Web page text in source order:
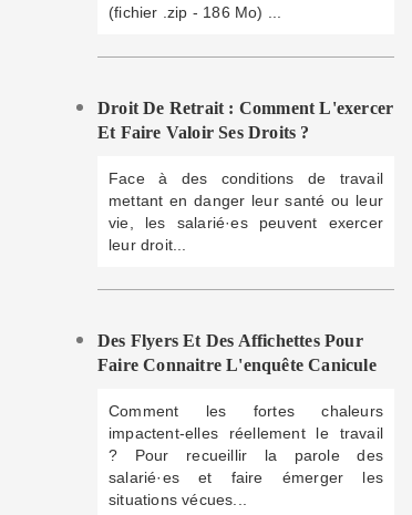
(fichier .zip - 186 Mo) ...
Droit De Retrait : Comment L'exercer
Et Faire Valoir Ses Droits ?
Face à des conditions de travail
mettant en danger leur santé ou leur
vie, les salarié·es peuvent exercer
leur droit...
Des Flyers Et Des Affichettes Pour
Faire Connaitre L'enquête Canicule
Comment les fortes chaleurs
impactent-elles réellement le travail
? Pour recueillir la parole des
salarié·es et faire émerger les
situations vécues...